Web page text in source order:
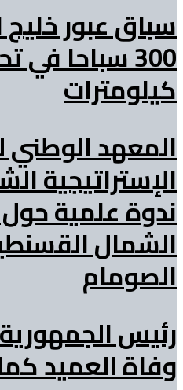
سباق عبور خليج
كيلومترات
المعهد الوطني
الإستراتيجية
ندوة علمية
الشمال
الصومام
رئيس
وفاة العميد